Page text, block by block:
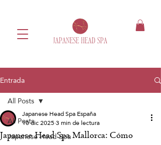
Entrada
All Posts
Japanese Head Spa
All Posts
Japanese Head Spa Mallorca: Cómo
Japanese Head Spa España
10 dic 20253 min de lectura